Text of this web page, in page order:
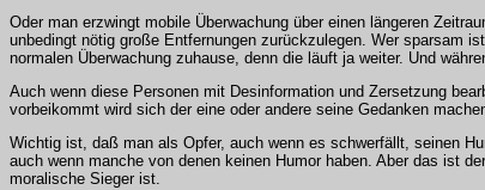
Oder man erzwingt mobile Überwachung über einen längeren
unbedingt nötig große Entfernungen zurückzulegen. Wer sparsam
normalen Überwachung zuhause, denn die läuft ja weiter. Und
Auch wenn diese Personen mit Desinformation und Zersetzung
vorbeikommt wird sich der eine oder andere seine Gedanken
Wichtig ist, daß man als Opfer, auch wenn es schwerfällt, seinen
auch wenn manche von denen keinen Humor haben. Aber das ist
moralische Sieger ist.